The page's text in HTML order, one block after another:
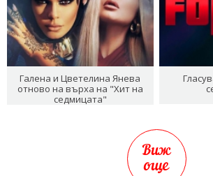
Галена и Цветелина Янева
отново на върха на "Хит на
седмицата"
Виж
още